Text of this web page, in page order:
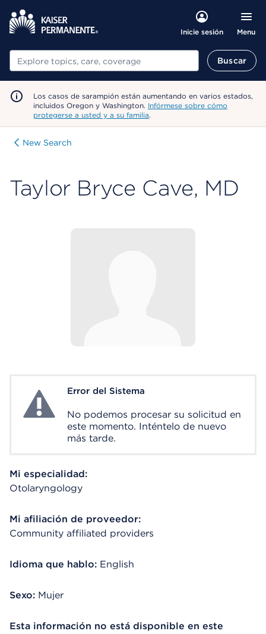
Inicie sesión Menu
Buscar Buscar
Los casos de sarampión están aumentando en varios estados,
incluidos Oregon y Washington. Infórmese sobre cómo
protegerse a usted y a su familia.
New Search
Taylor Bryce Cave, MD
System ErrorError del Sistema
No podemos procesar su solicitud en
este momento. Inténtelo de nuevo
más tarde.
Mi especialidad:
Otolaryngology
Mi afiliación de proveedor:
Community affiliated providers
Idioma que hablo: English
Sexo: Mujer
Esta información no está disponible en este